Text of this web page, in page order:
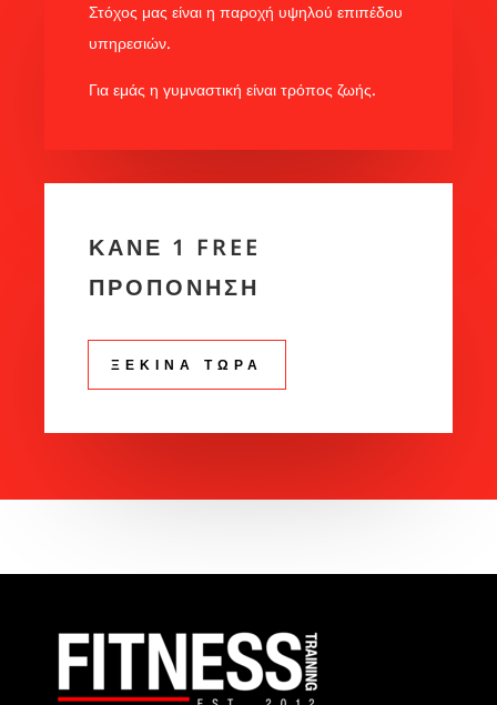
Στόχος μας είναι η παροχή υψηλού επιπέδου
υπηρεσιών.
Για εμάς η γυμναστική είναι τρόπος ζωής.
ΚΑΝΕ 1 FREE
ΠΡΟΠΟΝΗΣΗ
ΞΕΚΙΝΑ ΤΩΡΑ